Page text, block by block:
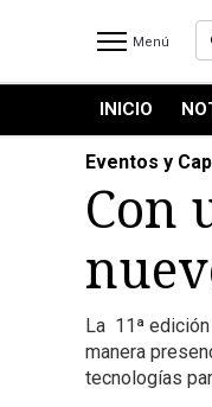
NOTICIAS
NOTICIAS
ARTICULOS
PRODUCCIÓN
PRODUCTO
NUEVOS
Menú
INICIO
Eventos y
Con
La 11ª
manera
tecnologías